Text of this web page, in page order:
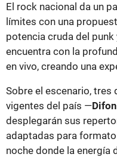
El rock nacional da un
límites con una
potencia cruda del
encuentra con la
en vivo, creando una
Sobre el escenario, tres
vigentes del país —
desplegarán sus
adaptadas para
noche donde la energía